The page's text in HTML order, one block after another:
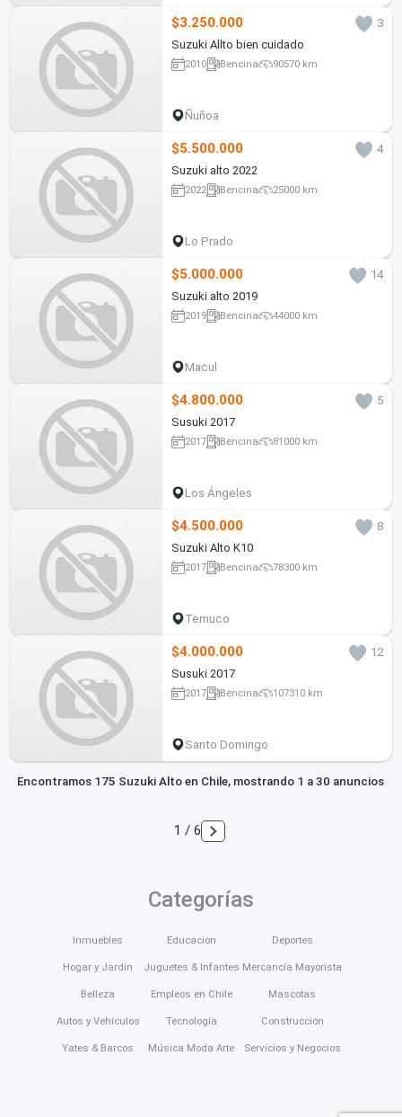
$3.250.000
3
Suzuki Allto bien cuidado
2010 Bencina 90570 km
Ñuñoa
$5.500.000
4
Suzuki alto 2022
2022 Bencina 25000 km
Lo Prado
$5.000.000
14
Suzuki alto 2019
2019 Bencina 44000 km
Macul
$4.800.000
5
Susuki 2017
2017 Bencina 81000 km
Los Ángeles
$4.500.000
8
Suzuki Alto K10
2017 Bencina 78300 km
Temuco
$4.000.000
12
Susuki 2017
2017 Bencina 107310 km
Santo Domingo
Encontramos 175 Suzuki Alto en Chile, mostrando 1 a 30 anuncios
1 / 6
Categorías
Inmuebles
Hogar y Jardín
Belleza
Autos y Vehículos
Yates & Barcos
Educación
Juguetes & Infantes
Empleos en Chile
Tecnología
Música Moda Arte
Deportes
Mercancía Mayorista
Mascotas
Construcción
Servicios y Negocios